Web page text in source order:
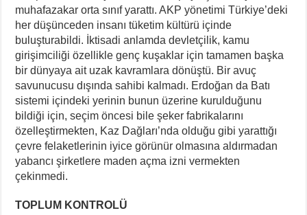
muhafazakar orta sınıf yarattı. AKP yönetimi Türkiye’deki
her düşünceden insanı tüketim kültürü içinde
buluşturabildi. İktisadi anlamda devletçilik, kamu
girişimciliği özellikle genç kuşaklar için tamamen başka
bir dünyaya ait uzak kavramlara dönüştü. Bir avuç
savunucusu dışında sahibi kalmadı. Erdoğan da Batı
sistemi içindeki yerinin bunun üzerine kurulduğunu
bildiği için, seçim öncesi bile şeker fabrikalarını
özelleştirmekten, Kaz Dağları’nda olduğu gibi yarattığı
çevre felaketlerinin iyice görünür olmasına aldırmadan
yabancı şirketlere maden açma izni vermekten
çekinmedi.
TOPLUM KONTROLÜ